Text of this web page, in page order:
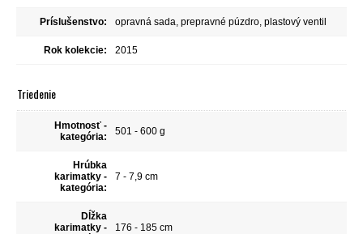
Príslušenstvo: opravná sada, prepravné púzdro, plastový ventil
Rok kolekcie: 2015
Triedenie
Hmotnosť -
kategória:
501 - 600 g
Hrúbka
karimatky -
kategória:
7 - 7,9 cm
Dĺžka
karimatky -
176 - 185 cm